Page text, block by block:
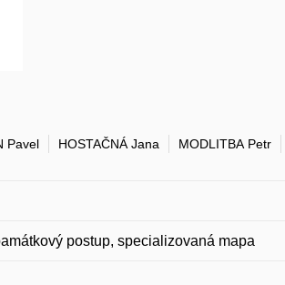
Pavel HOSTAČNÁ Jana MODLITBA Petr
postup, specializovaná mapa